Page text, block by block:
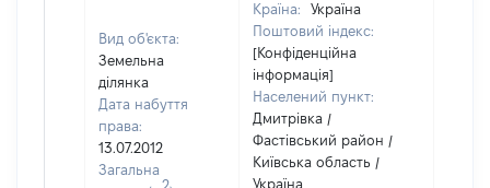
Вид об'єкта:
Земельна
ділянка
Дата набуття
права:
13.07.2012
Загальна
2
Країна:
Україна
Поштовий індекс:
[Конфіденційна
інформація]
Населений пункт:
Дмитрівка /
Фастівський район /
Київська область /
Україна